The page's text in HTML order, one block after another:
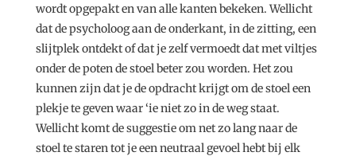
wordt opgepakt en van alle kanten bekeken. Wellicht
dat de psycholoog aan de onderkant, in de zitting, een
slijtplek ontdekt of dat je zelf vermoedt dat met viltjes
onder de poten de stoel beter zou worden. Het zou
kunnen zijn dat je de opdracht krijgt om de stoel een
plekje te geven waar ‘ie niet zo in de weg staat.
Wellicht komt de suggestie om net zo lang naar de
stoel te staren tot je een neutraal gevoel hebt bij elk